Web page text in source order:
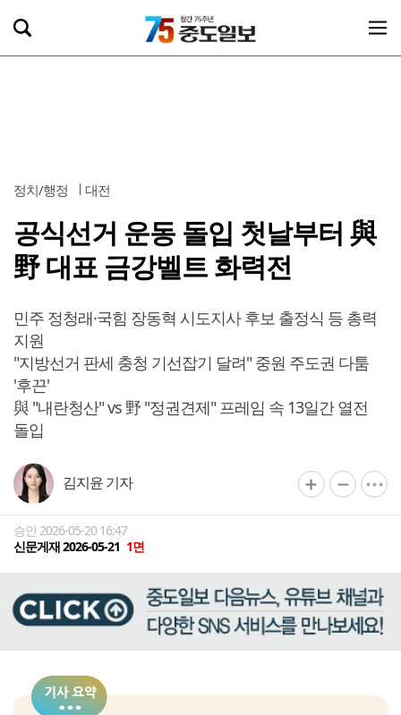
정치/행정 대전
공식선거 운동 돌입 첫날부터 與
野 대표 금강벨트 화력전
민주 정청래·국힘 장동혁 시도지사 후보 출정식 등 총력
지원
"지방선거 판세 충청 기선잡기 달려" 중원 주도권 다툼
'후끈'
與 "내란청산" vs 野 "정권견제" 프레임 속 13일간 열전
돌입
김지윤 기자
승인 2026-05-20 16:47
신문게재 2026-05-21 1면